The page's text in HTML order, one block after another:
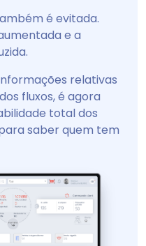
é evitada.
e a
relativas
fluxos, é agora
total dos
saber quem tem